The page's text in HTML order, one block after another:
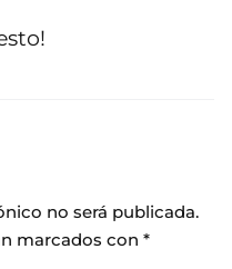
no será publicada.
marcados con *